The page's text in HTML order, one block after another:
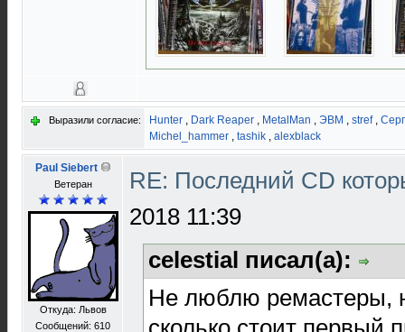
Выразили согласие: Hunter , Dark Reaper , MetalMan , ЭВМ , stref,
Michel_hammer , tashik , alexblack
Paul Siebert
Ветеран
Откуда: Львов
Сообщений: 610
RE: Последний CD
2018 11:39
celestial писал(а):
Не люблю ремастеры,